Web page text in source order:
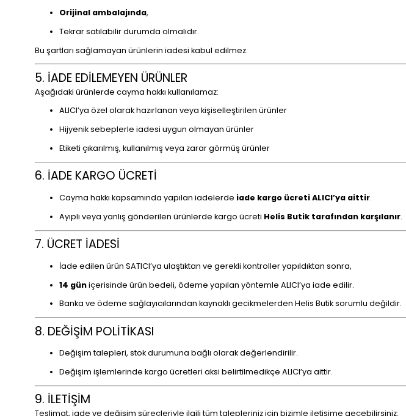
Orijinal ambalajında,
Tekrar satılabilir durumda olmalıdır.
Bu şartları sağlamayan ürünlerin iadesi kabul edilmez.
5. İADE EDİLEMEYEN ÜRÜNLER
Aşağıdaki ürünlerde cayma hakkı kullanılamaz:
ALICI’ya özel olarak hazırlanan veya kişiselleştirilen ürünler
Hijyenik sebeplerle iadesi uygun olmayan ürünler
Etiketi çıkarılmış, kullanılmış veya zarar görmüş ürünler
6. İADE KARGO ÜCRETİ
Cayma hakkı kapsamında yapılan iadelerde iade kargo ücreti ALICI’ya aittir.
Ayıplı veya yanlış gönderilen ürünlerde kargo ücreti Helis Butik tarafından karşılanır.
7. ÜCRET İADESİ
İade edilen ürün SATICI’ya ulaştıktan ve gerekli kontroller yapıldıktan sonra,
14 güniçerisinde ürün bedeli, ödeme yapılan yöntemle ALICI’ya iade edilir.
Banka ve ödeme sağlayıcılarından kaynaklı gecikmelerden Helis Butik sorumlu değildir.
8. DEĞİŞİM POLİTİKASI
Değişim talepleri, stok durumuna bağlı olarak değerlendirilir.
Değişim işlemlerinde kargo ücretleri aksi belirtilmedikçe ALICI’ya aittir.
9. İLETİŞİM
Teslimat, iade ve değişim süreçleriyle ilgili tüm talepleriniz için bizimle iletişime geçebilirsiniz: